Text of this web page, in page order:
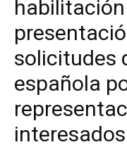
solicitudes
española
interesados